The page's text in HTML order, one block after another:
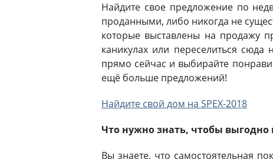
Найдите свое предложение по
проданными, либо никогда не
которые выставлены на продажу
каникулах или переселиться сюда
прямо сейчас и выбирайте
ещё больше предложений!
Найдите свой дом на SPEX-2018
Что нужно знать, чтобы выгодно
Вы знаете, что самостоятельная